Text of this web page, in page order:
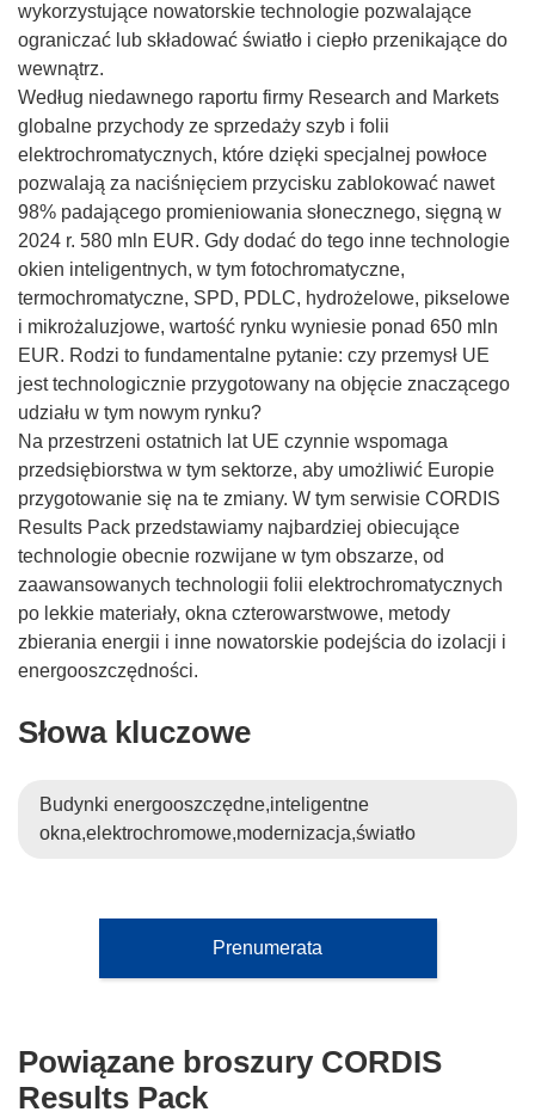
wykorzystujące nowatorskie technologie pozwalające
ograniczać lub składować światło i ciepło przenikające do
wewnątrz.
Według niedawnego raportu firmy Research and Markets
globalne przychody ze sprzedaży szyb i folii
elektrochromatycznych, które dzięki specjalnej powłoce
pozwalają za naciśnięciem przycisku zablokować nawet
98% padającego promieniowania słonecznego, sięgną w
2024 r. 580 mln EUR. Gdy dodać do tego inne technologie
okien inteligentnych, w tym fotochromatyczne,
termochromatyczne, SPD, PDLC, hydrożelowe, pikselowe
i mikrożaluzjowe, wartość rynku wyniesie ponad 650 mln
EUR. Rodzi to fundamentalne pytanie: czy przemysł UE
jest technologicznie przygotowany na objęcie znaczącego
udziału w tym nowym rynku?
Na przestrzeni ostatnich lat UE czynnie wspomaga
przedsiębiorstwa w tym sektorze, aby umożliwić Europie
przygotowanie się na te zmiany. W tym serwisie CORDIS
Results Pack przedstawiamy najbardziej obiecujące
technologie obecnie rozwijane w tym obszarze, od
zaawansowanych technologii folii elektrochromatycznych
po lekkie materiały, okna czterowarstwowe, metody
zbierania energii i inne nowatorskie podejścia do izolacji i
energooszczędności.
Słowa kluczowe
Budynki energooszczędne,inteligentne
okna,elektrochromowe,modernizacja,światło
Prenumerata
Powiązane broszury CORDIS
Results Pack